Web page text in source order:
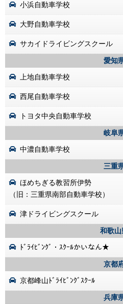
小浜自動車学校
大野自動車学校
サカイドライビングスクール
愛知
上地自動車学校
西尾自動車学校
トヨタ中央自動車学校
岐阜
中濃自動車学校
三重
ほめちぎる教習所伊勢
（旧：三重県南部自動車学校）
津ドライビングスクール
和歌山
ﾄﾞﾗｲﾋﾞﾝｸﾞ・ｽｸｰﾙかいなん★
京都
京都峰山ﾄﾞﾗｲﾋﾞﾝｸﾞｽｸｰﾙ
兵庫